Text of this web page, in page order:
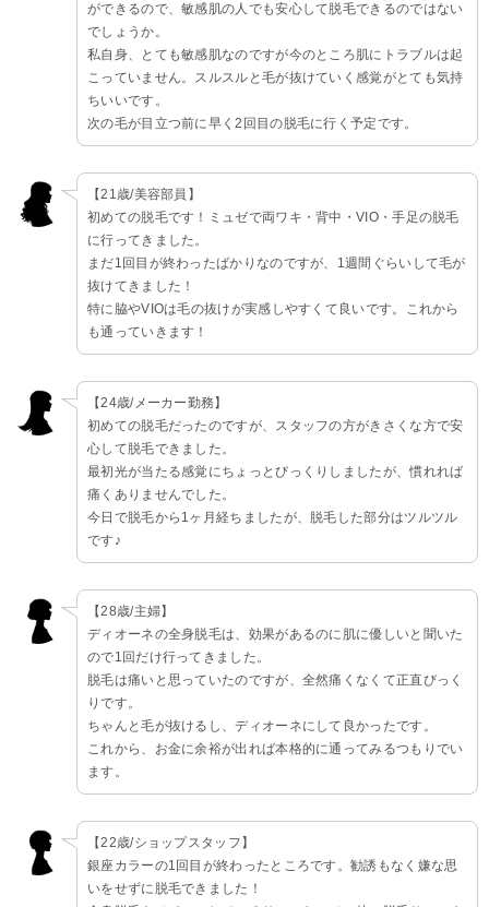
ができるので、敏感肌の人でも安心して脱毛できるのではない
でしょうか。
私自身、とても敏感肌なのですが今のところ肌にトラブルは起
こっていません。スルスルと毛が抜けていく感覚がとても気持
ちいいです。
次の毛が目立つ前に早く2回目の脱毛に行く予定です。
【21歳/美容部員】
初めての脱毛です！ミュゼで両ワキ・背中・VIO・手足の脱毛
に行ってきました。
まだ1回目が終わったばかりなのですが、1週間ぐらいして毛が
抜けてきました！
特に脇やVIOは毛の抜けが実感しやすくて良いです。これから
も通っていきます！
【24歳/メーカー勤務】
初めての脱毛だったのですが、スタッフの方がきさくな方で安
心して脱毛できました。
最初光が当たる感覚にちょっとびっくりしましたが、慣れれば
痛くありませんでした。
今日で脱毛から1ヶ月経ちましたが、脱毛した部分はツルツル
です♪
【28歳/主婦】
ディオーネの全身脱毛は、効果があるのに肌に優しいと聞いた
ので1回だけ行ってきました。
脱毛は痛いと思っていたのですが、全然痛くなくて正直びっく
りです。
ちゃんと毛が抜けるし、ディオーネにして良かったです。
これから、お金に余裕が出れば本格的に通ってみるつもりでい
ます。
【22歳/ショップスタッフ】
銀座カラーの1回目が終わったところです。勧誘もなく嫌な思
いをせずに脱毛できました！